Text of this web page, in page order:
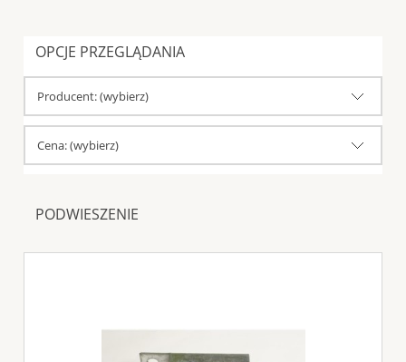
OPCJE PRZEGLĄDANIA
Producent: (wybierz)
Cena: (wybierz)
PODWIESZENIE